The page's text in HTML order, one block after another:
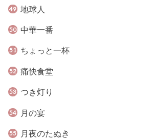
地球人
中華一番
ちょっと一杯
痛快食堂
つき灯り
月の宴
月夜のたぬき